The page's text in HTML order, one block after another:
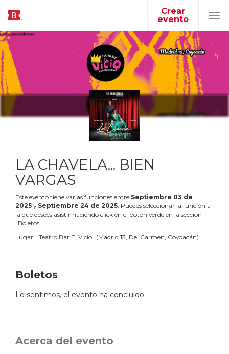
Crear
evento
LA CHAVELA... BIEN
VARGAS
Este evento tiene varias funciones entre Septiembre 03 de
2025 y Septiembre 24 de 2025. Puedes seleccionar la función a
la que desees asistir haciendo click en el botón verde en la sección
"Boletos"
Lugar: "Teatro Bar El Vicio" (Madrid 13, Del Carmen, Coyoacán)
Boletos
Lo sentimos, el evento ha concluido
Acerca del evento